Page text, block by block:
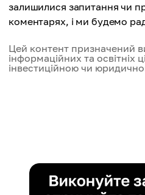
залишилися запитання чи
коментарях, і ми будемо
Цей контент призначений
інформаційних та освітніх
інвестиційною чи